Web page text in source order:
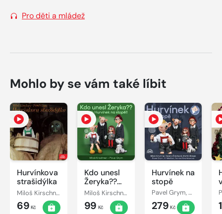
Pro děti a mládež
Mohlo by se vám také líbit
Hurvínkova
strašidýlka
Miloš Kirschner, Pavel Grym
69 Kč
Kdo unesl
Žeryka??
aneb
Hurvínek na
stopě!!
Miloš Kirschner, Pavel Grym
99 Kč
Hurvínek na
stopě
Pavel Grym, Miloš Kirschner
279 Kč